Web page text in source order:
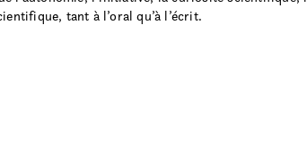
tant à l’oral qu’à l’écrit.